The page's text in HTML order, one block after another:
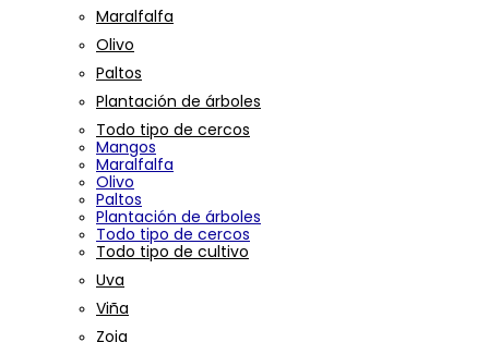
Maralfalfa
Olivo
Paltos
Plantación de árboles
Todo tipo de cercos
Mangos
Maralfalfa
Olivo
Paltos
Plantación de árboles
Todo tipo de cercos
Todo tipo de cultivo
Uva
Viña
Zoja